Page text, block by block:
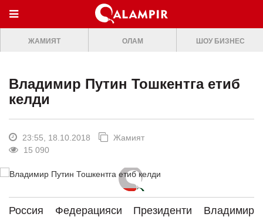
МЕНЮ
ONLINE TV
ЖАМИЯТ
ШОУ-БИЗНЕС
Мусиқа
ЖАМИЯТ ОЛАМ ШОУ БИЗНЕС
Владимир Путин Тошкентга етиб
келди
23:55, 18.10.2018
Жамият
15 090
Россия Федерацияси Президенти Владимир